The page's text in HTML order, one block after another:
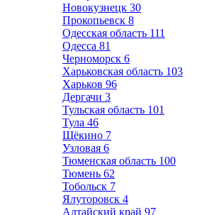
Новокузнецк 30
Прокопьевск 8
Одесская область 111
Одесса 81
Черноморск 6
Харьковская область 103
Харьков 96
Дергачи 3
Тульская область 101
Тула 46
Щёкино 7
Узловая 6
Тюменская область 100
Тюмень 62
Тобольск 7
Ялуторовск 4
Алтайский край 97